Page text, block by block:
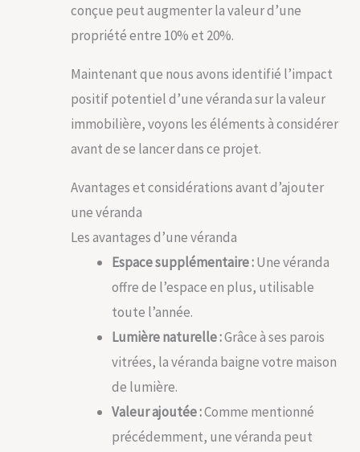
conçue peut augmenter la valeur d’une
propriété entre 10% et 20%.
Maintenant que nous avons identifié l’impact
positif potentiel d’une véranda sur la valeur
immobilière, voyons les éléments à considérer
avant de se lancer dans ce projet.
Avantages et considérations avant d’ajouter
une véranda
Les avantages d’une véranda
Espace supplémentaire :Une véranda
offre de l’espace en plus, utilisable
toute l’année.
Lumière naturelle :Grâce à ses parois
vitrées, la véranda baigne votre maison
de lumière.
Valeur ajoutée :Comme mentionné
précédemment, une véranda peut